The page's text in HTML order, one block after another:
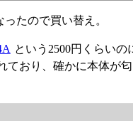
たので買い替え。
という2500円くらい
ており、確かに本体が